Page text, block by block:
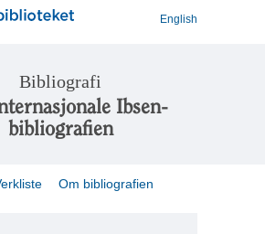
English
Bibliografi
Ibsen-
bibliografien
Om bibliografien